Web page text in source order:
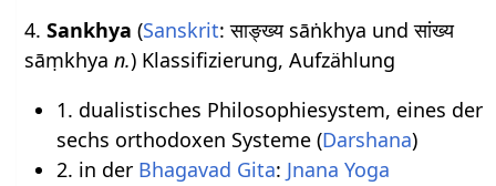
4.Sankhya (Sanskrit: साङ्ख्य sāṅkhya und सांख्य
sāṃkhyan.) Klassifizierung, Aufzählung
1. dualistisches Philosophiesystem, eines der
sechs orthodoxen Systeme (Darshana)
2. in der Bhagavad Gita: Jnana Yoga